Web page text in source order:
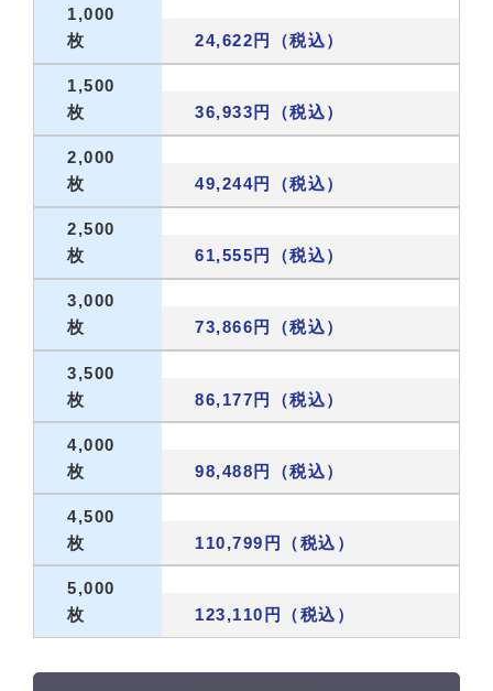
1,000
枚
24,622円（税込）
1,500
枚
36,933円（税込）
2,000
枚
49,244円（税込）
2,500
枚
61,555円（税込）
3,000
枚
73,866円（税込）
3,500
枚
86,177円（税込）
4,000
枚
98,488円（税込）
4,500
枚
110,799円（税込）
5,000
枚
123,110円（税込）